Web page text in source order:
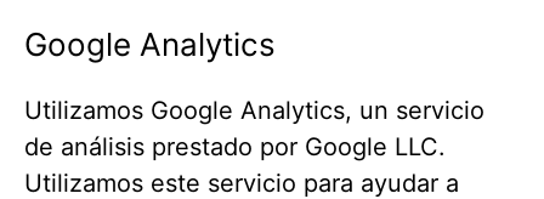
Google Analytics
Utilizamos Google Analytics, un servicio
de análisis prestado por Google LLC.
Utilizamos este servicio para ayudar a